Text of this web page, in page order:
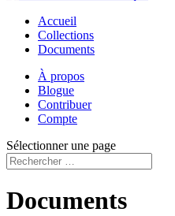
Accueil
Collections
Documents
À propos
Blogue
Contribuer
Compte
Sélectionner une page
Documents